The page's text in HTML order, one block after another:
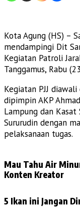
Kota Agung (HS) –
mendampingi Dit
Kegiatan Patroli
Tanggamus, Rabu
Kegiatan PJJ
dipimpin AKP
Lampung dan Kasat
Sururudin dengan
pelaksanaan tugas.
Mau Tahu Air
Konten Kreator
5 Ikan ini Jangan